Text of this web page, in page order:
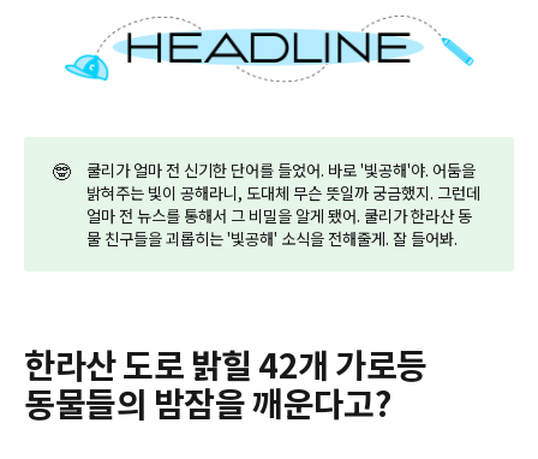
🤓
쿨리가 얼마 전 신기한 단어를 들었어. 바로 '빛공해'야. 어둠을
밝혀주는 빛이 공해라니, 도대체 무슨 뜻일까 궁금했지. 그런데
얼마 전 뉴스를 통해서 그 비밀을 알게 됐어. 쿨리가 한라산 동
물 친구들을 괴롭히는 '빛공해' 소식을 전해줄게. 잘 들어봐.
한라산 도로 밝힐 42개 가로등
동물들의 밤잠을 깨운다고?